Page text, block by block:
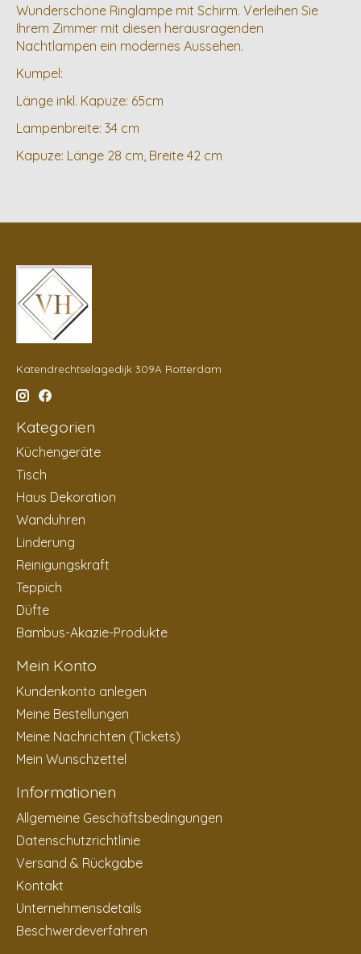
Wunderschöne Ringlampe mit Schirm. Verleihen Sie
Ihrem Zimmer mit diesen herausragenden
Nachtlampen ein modernes Aussehen.
Kumpel:
Länge inkl. Kapuze: 65cm
Lampenbreite: 34 cm
Kapuze: Länge 28 cm, Breite 42 cm
Katendrechtselagedijk 309A Rotterdam
Kategorien
Küchengeräte
Tisch
Haus Dekoration
Wanduhren
Linderung
Reinigungskraft
Teppich
Düfte
Bambus-Akazie-Produkte
Mein Konto
Kundenkonto anlegen
Meine Bestellungen
Meine Nachrichten (Tickets)
Mein Wunschzettel
Informationen
Allgemeine Geschäftsbedingungen
Datenschutzrichtlinie
Versand & Rückgabe
Kontakt
Unternehmensdetails
Beschwerdeverfahren